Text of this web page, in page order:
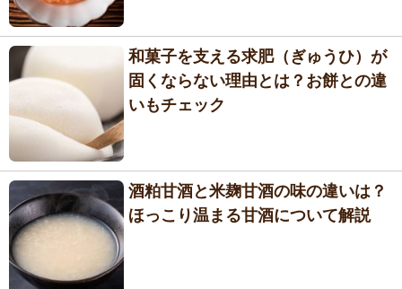
和菓子を支える求肥（ぎゅうひ）が
固くならない理由とは？お餅との違
いもチェック
酒粕甘酒と米麹甘酒の味の違いは？
ほっこり温まる甘酒について解説